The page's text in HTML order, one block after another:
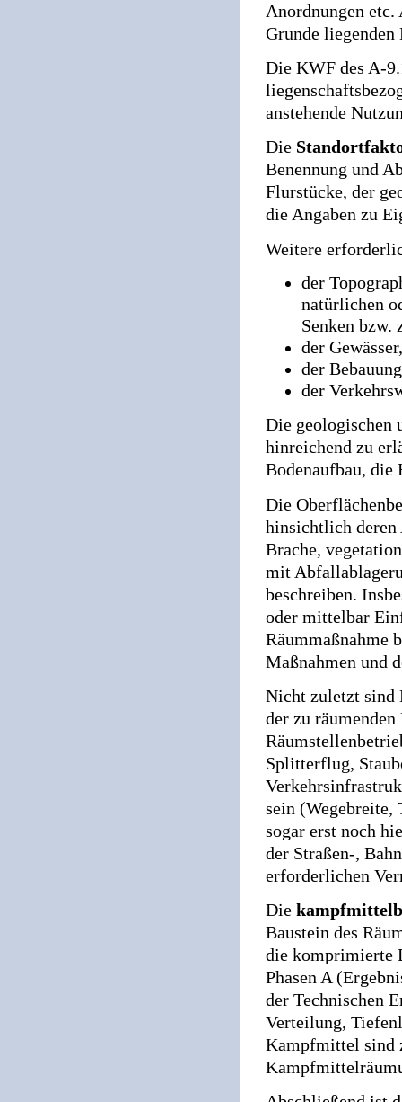
Anordnungen
Grunde
Die KWF des A-
anstehende
Die
Benennung und
Flurstücke, der
die Angaben zu
Weitere
der
natürlichen
Senken bzw.
der Gewässer,
der
der
Die geologischen
hinreichend zu
Bodenaufbau, die
Die
hinsichtlich deren
Brache,
mit
beschreiben.
oder mittelbar
Räummaßnahme
Maßnahmen und
Nicht zuletzt sind
der zu
Splitterflug,
sein (Wegebreite,
sogar erst noch
der Straßen-,
erforderlichen
Die
Baustein des
die komprimierte
Phasen A
der Technischen
Verteilung,
Kampfmittel sind